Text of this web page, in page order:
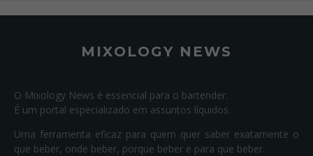
MIXOLOGY NEWS
O Mixology News é essencial para o bartender.
É um portal especializado em assuntos líquidos.
Uma ferramenta eficaz para quem quer saber exatamente o
que beber, onde beber, porque beber e para que beber.